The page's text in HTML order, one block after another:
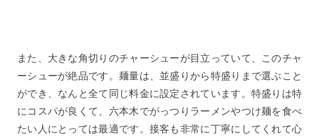
また、大きな角切りのチャーシューが目立っていて、このチャ
ーシューが絶品です。麺量は、並盛りから特盛りまで選ぶこと
ができ、なんと全て同じ料金に設定されています。特盛りは特
にコスパが良くて、六本木でがっつりラーメンやつけ麺を食べ
たい人にとっては最適です。接客も非常に丁寧にしてくれて心